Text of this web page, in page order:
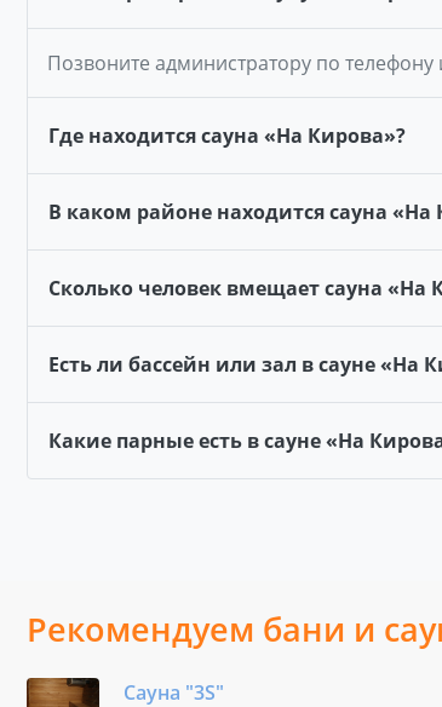
Позвоните администратору по телефону
Где находится сауна «На Кирова»?
В каком районе находится сауна «На
Сколько человек вмещает сауна «На
Есть ли бассейн или зал в сауне «На
Какие парные есть в сауне «На
Рекомендуем бани и
Сауна "3S"